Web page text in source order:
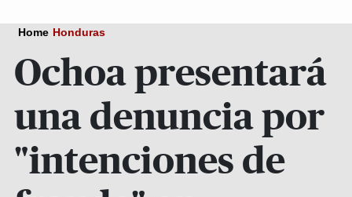
Home Honduras
Ochoa presentará
una denuncia por
"intenciones de